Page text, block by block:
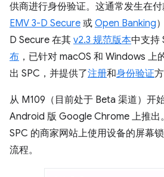
供商进行身份验证。这通常发生在
EMV 3-D Secure 或 Open Banking
D Secure 在其 v2.3 规范版本中支持
布 ，已针对 macOS 和 Windows
出 SPC，并提供了注册和身份验证
从 M109（目前处于 Beta 渠道）开
Android 版 Google Chrome 上推出
SPC 的商家网站上使用设备的屏幕
流程。